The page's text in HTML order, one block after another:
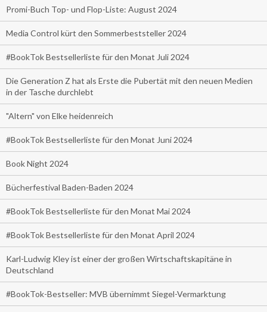
Promi-Buch Top- und Flop-Liste: August 2024
Media Control kürt den Sommerbeststeller 2024
#BookTok Bestsellerliste für den Monat Juli 2024
Die Generation Z hat als Erste die Pubertät mit den neuen Medien
in der Tasche durchlebt
"Altern" von Elke heidenreich
#BookTok Bestsellerliste für den Monat Juni 2024
Book Night 2024
Bücherfestival Baden-Baden 2024
#BookTok Bestsellerliste für den Monat Mai 2024
#BookTok Bestsellerliste für den Monat April 2024
Karl-Ludwig Kley ist einer der großen Wirtschaftskapitäne in
Deutschland
#BookTok-Bestseller: MVB übernimmt Siegel-Vermarktung